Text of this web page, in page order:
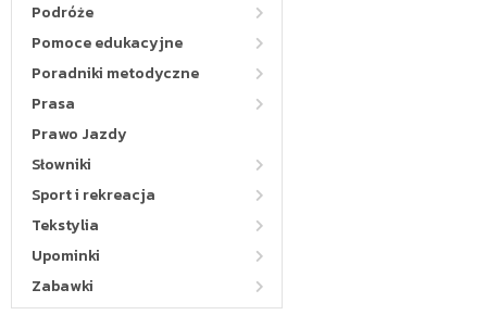
Podróże
Pomoce edukacyjne
Poradniki metodyczne
Prasa
Prawo Jazdy
Słowniki
Sport i rekreacja
Tekstylia
Upominki
Zabawki